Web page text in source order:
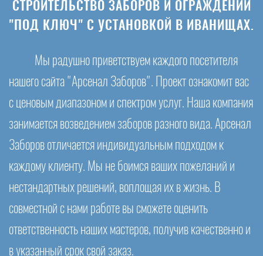
СТРОИТЕЛЬСТВО ЗАБОРОВ И ОГРАЖДЕНИЙ
"ПОД КЛЮЧ" С УСТАНОВКОЙ В ИВАНИЩАХ.
Мы радушно приветствуем каждого посетителя
нашего сайта "Арсенал Заборов". Проект ознакомит вас
с ценовым диапазоном и спектром услуг. Наша компания
занимается возведением заборов разного вида. Арсенал
Заборов отличается индивидуальным подходом к
каждому клиенту. Мы не боимся ваших пожеланий и
нестандартных решений, воплощая их в жизнь. В
совместной с нами работе вы сможете оценить
ответственность наших мастеров, получив качественно и
в указанный срок свой заказ.